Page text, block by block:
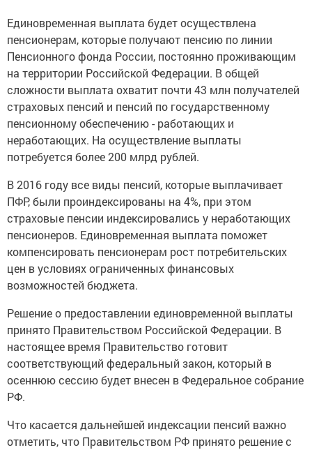
Единовременная выплата будет осуществлена
пенсионерам, которые получают пенсию по линии
Пенсионного фонда России, постоянно проживающим
на территории Российской Федерации. В общей
сложности выплата охватит почти 43 млн получателей
страховых пенсий и пенсий по государственному
пенсионному обеспечению - работающих и
неработающих. На осуществление выплаты
потребуется более 200 млрд рублей.
В 2016 году все виды пенсий, которые выплачивает
ПФР, были проиндексированы на 4%, при этом
страховые пенсии индексировались у неработающих
пенсионеров. Единовременная выплата поможет
компенсировать пенсионерам рост потребительских
цен в условиях ограниченных финансовых
возможностей бюджета.
Решение о предоставлении единовременной выплаты
принято Правительством Российской Федерации. В
настоящее время Правительство готовит
соответствующий федеральный закон, который в
осеннюю сессию будет внесен в Федеральное собрание
РФ.
Что касается дальнейшей индексации пенсий важно
отметить, что Правительством РФ принято решение с